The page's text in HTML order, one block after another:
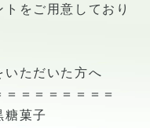
をご用意しており
いただいた方へ
＝＝＝＝＝＝＝
菓子